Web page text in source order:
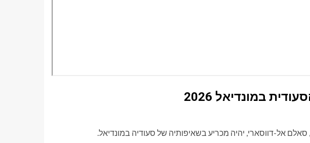
במונדיאל 2026
אל-דווסארי, יהיה מכריע בשאיפותיה של סעודיה במונדיאל.